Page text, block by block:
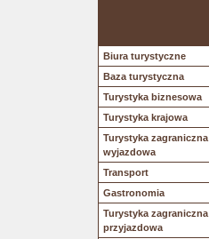
Biura turystyczne
Baza turystyczna
Turystyka biznesowa
Turystyka krajowa
Turystyka zagraniczna
wyjazdowa
Transport
Gastronomia
Turystyka zagraniczna
przyjazdowa